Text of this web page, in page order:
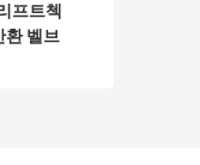
프트첵
환 벨브